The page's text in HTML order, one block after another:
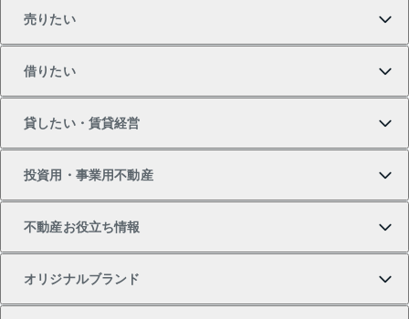
新築・分譲マンションの購入
中古マンションの購入
売りたい
マンションの売却・査定
一戸建ての売却・査定
借りたい
借りたいTOP
物件を借りる
貸したい・賃貸経営
貸したいTOP
投資用・事業用不動産
不動産お役立ち情報
オリジナルブランド